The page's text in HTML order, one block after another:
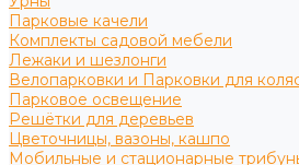
Парковые качели
Комплекты садовой мебели
Лежаки и шезлонги
Велопарковки и Парковки для
Парковое освещение
Решётки для деревьев
Цветочницы, вазоны, кашпо
Мобильные и стационарные